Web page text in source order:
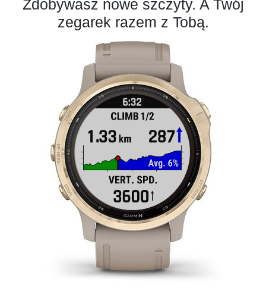
Zdobywasz nowe szczyty. A Twój
zegarek razem z Tobą.